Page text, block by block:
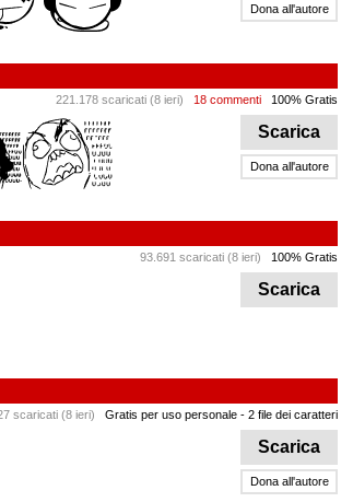
Dona all'autore
221.178 scaricati (8 ieri) 18 commenti 100% Gratis
Scarica
Dona all'autore
93.691 scaricati (8 ieri) 100% Gratis
Scarica
scaricati (8 ieri) Gratis per uso personale - 2 file dei caratteri
Scarica
Dona all'autore